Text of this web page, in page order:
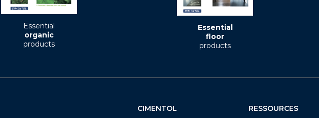
Essential
organic
products
Essential
floor
products
CIMENTOL RESSOURCES